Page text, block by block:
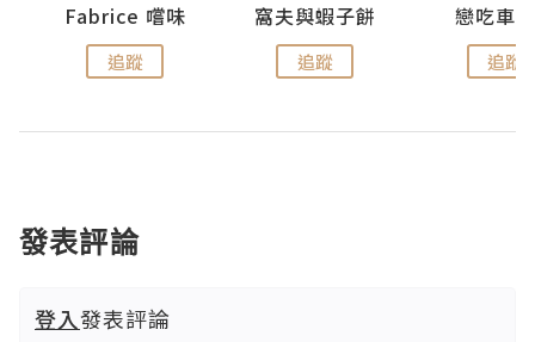
Fabrice 嚐味
追蹤
窩夫與蝦子餅
追蹤
戀吃車
追蹤
發表評論
登入發表評論